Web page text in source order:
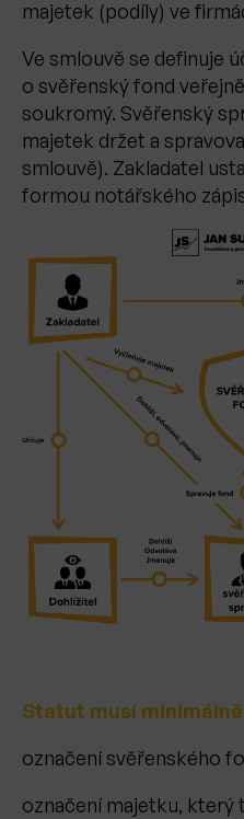
majetek (podíly) ve
Ve smlouvě se definuje
o svěřenský fond
soukromý. Svěřenský
majetek držet a
smlouvě). Zakladatel
formou notářského
Statut musí
označení svěřenského
označení majetku, který